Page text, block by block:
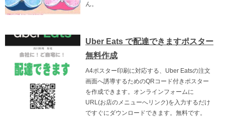
ん。
Uber Eats で配達できますポスター
無料作成
A4ポスター印刷に対応する、Uber Eatsの注文
画面へ誘導するためのQRコード付きポスター
を作成できます。オンラインフォームに
URL(お店のメニューへリンク)を入力するだけ
ですぐにダウンロードできます。無料です。